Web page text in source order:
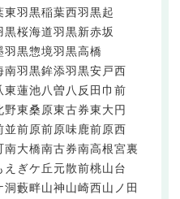
東羽黒稲葉西羽黒起
黒桜海道羽黒新赤坂
羽黒惣境羽黒高橋
南羽黒鉾添羽黒安戸西
東蓮池八曽 八反田 巾前
野東桑原東古券東大円
並前原前原味鹿前原西
南大橋南古券南高根宮裏
えぎケ丘元散前桃山台
洞藪畔山神山崎西山ノ田